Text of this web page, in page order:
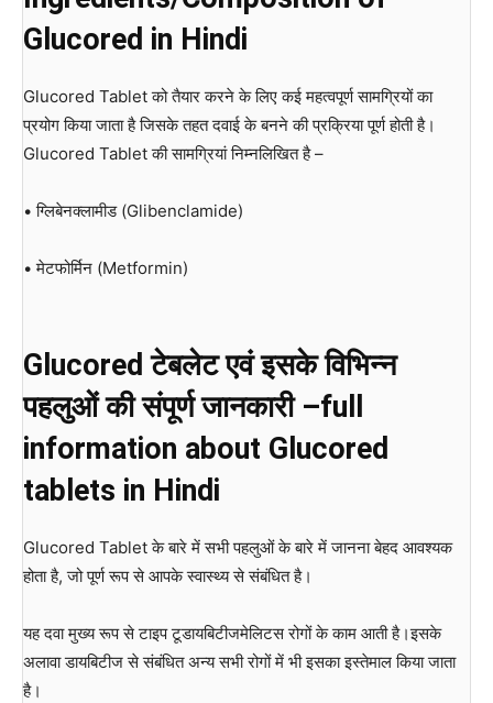
Glucored in Hindi
Glucored Tablet को तैयार करने के लिए कई महत्वपूर्ण सामग्रियों का
प्रयोग किया जाता है जिसके तहत दवाई के बनने की प्रक्रिया पूर्ण होती है।
Glucored Tablet की सामग्रियां निम्नलिखित है –
• ग्लिबेनक्लामीड (Glibenclamide)
• मेटफोर्मिन (Metformin)
Glucored टेबलेट एवं इसके विभिन्न
पहलुओं की संपूर्ण जानकारी –full
information about Glucored
tablets in Hindi
Glucored Tablet के बारे में सभी पहलुओं के बारे में जानना बेहद आवश्यक
होता है, जो पूर्ण रूप से आपके स्वास्थ्य से संबंधित है।
यह दवा मुख्य रूप से टाइप टूडायबिटीजमेलिटस रोगों के काम आती है।इसके
अलावा डायबिटीज से संबंधित अन्य सभी रोगों में भी इसका इस्तेमाल किया जाता
है।